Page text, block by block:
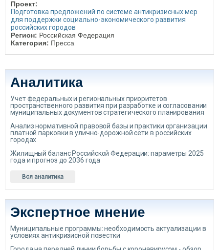
Проект:
Подготовка предложений по системе антикризисных мер
для поддержки социально-экономического развития
российских городов
Регион: Российская Федерация
Категория: Пресса
Аналитика
Учет федеральных и региональных приоритетов
пространственного развития при разработке и согласовании
муниципальных документов стратегического планирования
Анализ нормативной правовой базы и практики организации
платной парковки в улично-дорожной сети в российских
городах
Жилищный баланс Российской Федерации: параметры 2025
года и прогноз до 2036 года
Вся аналитика
Экспертное мнение
Муниципальные программы: необходимость актуализации в
условиях антикризисной повестки